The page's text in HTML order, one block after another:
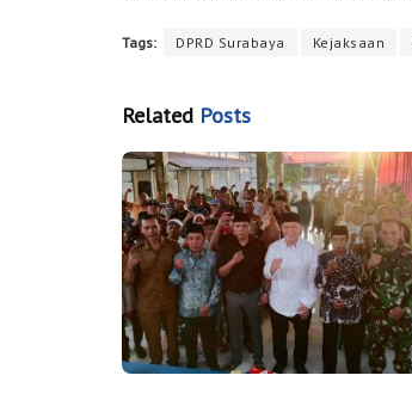
Tags: DPRD Surabaya Kejaksaan
Related Posts